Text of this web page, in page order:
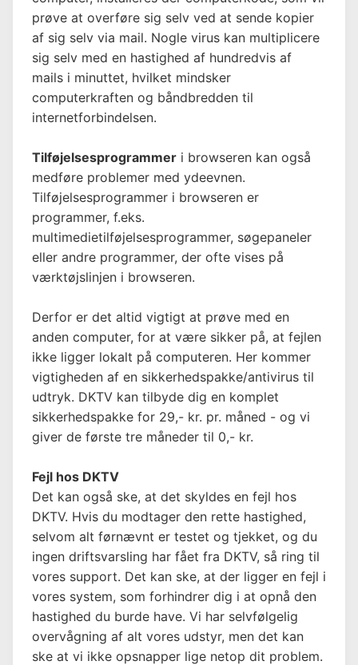
prøve at overføre sig selv ved at sende kopier
af sig selv via mail. Nogle virus kan multiplicere
sig selv med en hastighed af hundredvis af
mails i minuttet, hvilket mindsker
computerkraften og båndbredden til
internetforbindelsen.
Tilføjelsesprogrammer i browseren kan også
medføre problemer med ydeevnen.
Tilføjelsesprogrammer i browseren er
programmer, f.eks.
multimedietilføjelsesprogrammer, søgepaneler
eller andre programmer, der ofte vises på
værktøjslinjen i browseren.
Derfor er det altid vigtigt at prøve med en
anden computer, for at være sikker på, at fejlen
ikke ligger lokalt på computeren. Her kommer
vigtigheden af en sikkerhedspakke/antivirus til
udtryk. DKTV kan tilbyde dig en komplet
sikkerhedspakke for 29,- kr. pr. måned - og vi
giver de første tre måneder til 0,- kr.
Fejl hos DKTV
Det kan også ske, at det skyldes en fejl hos
DKTV. Hvis du modtager den rette hastighed,
selvom alt førnævnt er testet og tjekket, og du
ingen driftsvarsling har fået fra DKTV, så ring til
vores support. Det kan ske, at der ligger en fejl i
vores system, som forhindrer dig i at opnå den
hastighed du burde have. Vi har selvfølgelig
overvågning af alt vores udstyr, men det kan
ske at vi ikke opsnapper lige netop dit problem.